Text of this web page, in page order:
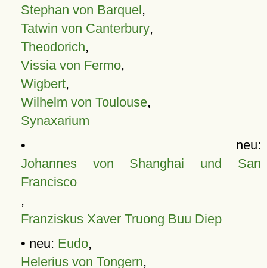
Stephan von Barquel,
Tatwin von Canterbury,
Theodorich,
Vissia von Fermo,
Wigbert,
Wilhelm von Toulouse,
Synaxarium
• neu:
Johannes von Shanghai und San
Francisco
,
Franziskus Xaver Truong Buu Diep
• neu: Eudo,
Helerius von Tongern,